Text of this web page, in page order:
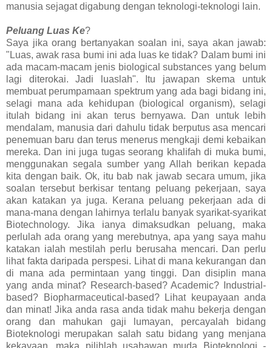
manusia sejagat digabung dengan teknologi-teknologi lain.
Peluang Luas Ke?
Saya jika orang bertanyakan soalan ini, saya akan jawab:
"Luas, awak rasa bumi ini ada luas ke tidak? Dalam bumi ini
ada macam-macam jenis biological substances yang belum
lagi diterokai. Jadi luaslah". Itu jawapan skema untuk
membuat perumpamaan spektrum yang ada bagi bidang ini,
selagi mana ada kehidupan (biological organism), selagi
itulah bidang ini akan terus bernyawa. Dan untuk lebih
mendalam, manusia dari dahulu tidak berputus asa mencari
penemuan baru dan terus menerus mengkaji demi kebaikan
mereka. Dan ini juga tugas seorang khalifah di muka bumi,
menggunakan segala sumber yang Allah berikan kepada
kita dengan baik. Ok, itu bab nak jawab secara umum, jika
soalan tersebut berkisar tentang peluang pekerjaan, saya
akan katakan ya juga. Kerana peluang pekerjaan ada di
mana-mana dengan lahirnya terlalu banyak syarikat-syarikat
Biotechnology. Jika ianya dimaksudkan peluang, maka
perlulah ada orang yang merebutnya, apa yang saya mahu
katakan ialah mestilah perlu berusaha mencari. Dan perlu
lihat fakta daripada perspesi. Lihat di mana kekurangan dan
di mana ada permintaan yang tinggi. Dan disiplin mana
yang anda minat? Research-based? Academic? Industrial-
based? Biopharmaceutical-based? Lihat keupayaan anda
dan minat! Jika anda rasa anda tidak mahu bekerja dengan
orang dan mahukan gaji lumayan, percayalah bidang
Bioteknologi merupakan salah satu bidang yang menjana
kekayaan, maka pilihlah usahawan muda Bioteknologi -